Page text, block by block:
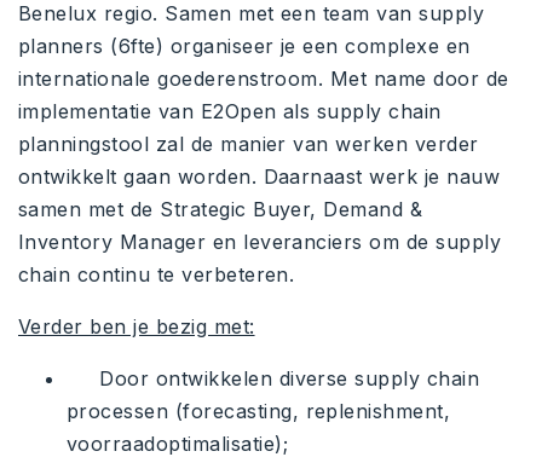
Benelux regio. Samen met een team van supply
planners (6fte) organiseer je een complexe en
internationale goederenstroom. Met name door de
implementatie van E2Open als supply chain
planningstool zal de manier van werken verder
ontwikkelt gaan worden. Daarnaast werk je nauw
samen met de Strategic Buyer, Demand &
Inventory Manager en leveranciers om de supply
chain continu te verbeteren.
Verder ben je bezig met:
Door ontwikkelen diverse supply chain
processen (forecasting, replenishment,
voorraadoptimalisatie);